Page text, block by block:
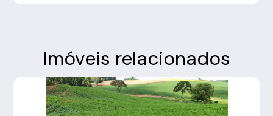
Imóveis relacionados